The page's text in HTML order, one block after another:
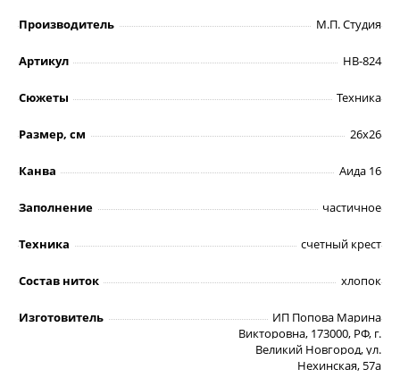
Производитель М.П. Студия
Артикул НВ-824
Сюжеты Техника
Размер, см 26х26
Канва Аида 16
Заполнение частичное
Техника счетный крест
Состав ниток хлопок
Изготовитель
ИП Попова Марина
Викторовна, 173000, РФ, г.
Великий Новгород, ул.
Нехинская, 57а